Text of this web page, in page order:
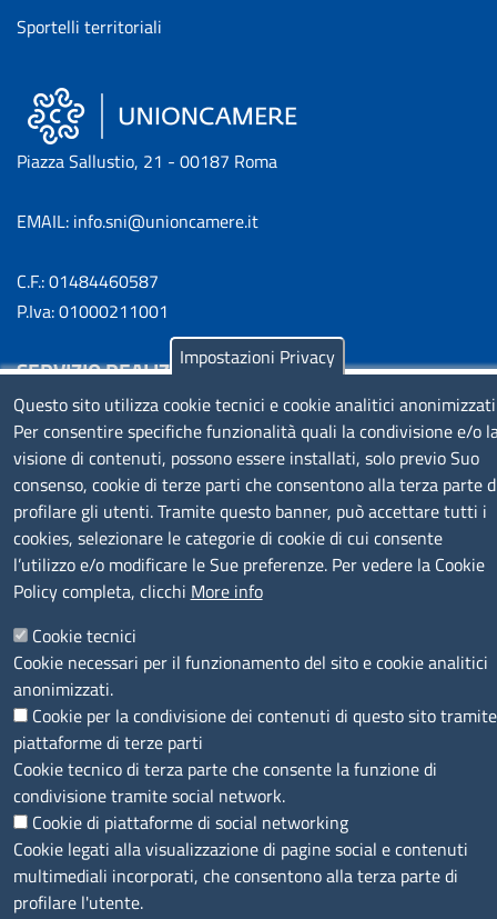
Sportelli territoriali
Piazza Sallustio, 21 - 00187 Roma
EMAIL: info.sni@unioncamere.it
C.F.: 01484460587
P.Iva: 01000211001
SERVIZIO REALIZZATO DA
SEGUICI SU
MENÙ PRIVACY
Note legali
© 2023 SNI Servizio Nuove Imprese
Impostazioni Privacy
Questo sito utilizza cookie tecnici e cookie analitici
Per consentire specifiche funzionalità quali la condivisione e/o
visione di contenuti, possono essere installati, solo previo Suo
consenso, cookie di terze parti che consentono alla terza parte
profilare gli utenti. Tramite questo banner, può accettare tutti i
cookies, selezionare le categorie di cookie di cui consente
l’utilizzo e/o modificare le Sue preferenze. Per vedere la Cookie
Policy completa, clicchi More info
Cookie tecnici
Cookie necessari per il funzionamento del sito e cookie analitici
anonimizzati.
Cookie per la condivisione dei contenuti di questo sito tramite
piattaforme di terze parti
Cookie tecnico di terza parte che consente la funzione di
condivisione tramite social network.
Cookie di piattaforme di social networking
Cookie legati alla visualizzazione di pagine social e contenuti
multimediali incorporati, che consentono alla terza parte di
profilare l'utente.